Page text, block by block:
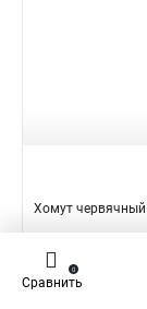
Хомут червячный
Подробнее
Наличие:
Сравнить
0